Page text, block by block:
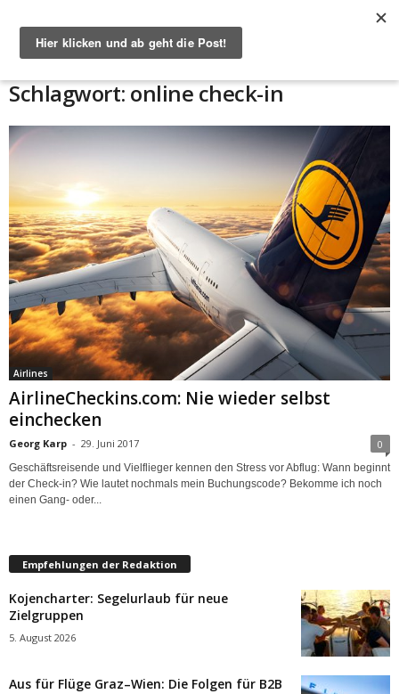
Schlagwort: online check-in
Airlines
AirlineCheckins.com: Nie wieder selbst
einchecken
Georg Karp - 29. Juni 2017 0
Geschäftsreisende und Vielflieger kennen den Stress vor Abflug: Wann beginnt
der Check-in? Wie lautet nochmals mein Buchungscode? Bekomme ich noch
einen Gang- oder...
Empfehlungen der Redaktion
Kojencharter: Segelurlaub für neue
Zielgruppen
5. August 2026
Aus für Flüge Graz–Wien: Die Folgen für B2B